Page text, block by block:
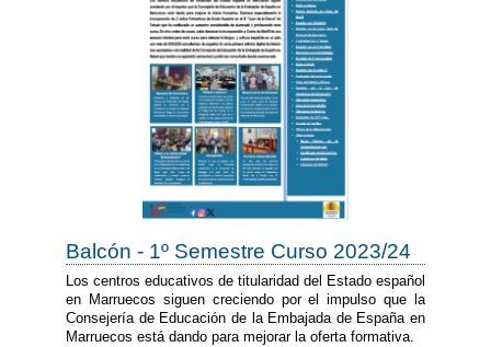
Balcón - 1º Semestre Curso 2023/24
Los centros educativos de titularidad del Estado español
en Marruecos siguen creciendo por el impulso que la
Consejería de Educación de la Embajada de España en
Marruecos está dando para mejorar la oferta formativa.